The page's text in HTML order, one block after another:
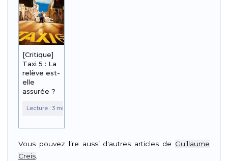
[Critique]
Taxi 5 : La
relève est-
elle
assurée ?
Vous pouvez lire aussi d'autres articles de Guillaume
Creis